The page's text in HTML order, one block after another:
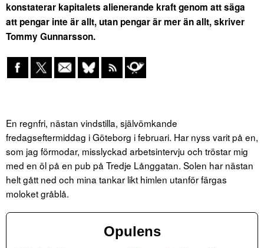
konstaterar kapitalets alienerande kraft genom att säga
att pengar inte är allt, utan pengar är mer än allt, skriver
Tommy Gunnarsson.
En regnfri, nästan vindstilla, självömkande
fredagseftermiddag i Göteborg i februari. Har nyss varit på en,
som jag förmodar, misslyckad arbetsintervju och tröstar mig
med en öl på en pub på Tredje Långgatan. Solen har nästan
helt gått ned och mina tankar likt himlen utanför färgas
moloket gråblå.
Opulens